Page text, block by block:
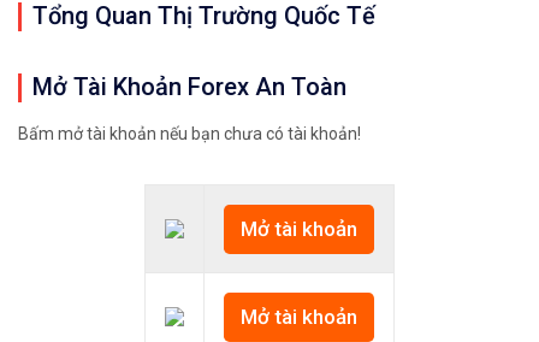
Tổng Quan Thị Trường Quốc Tế
Mở Tài Khoản Forex An Toàn
Bấm mở tài khoản nếu bạn chưa có tài khoản!
Mở tài khoản
Mở tài khoản